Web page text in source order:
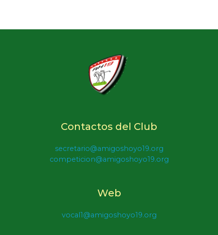
Contactos del Club
secretario@amigoshoyo19.org
competicion@amigoshoyo19.org
Web
vocal1@amigoshoyo19.org